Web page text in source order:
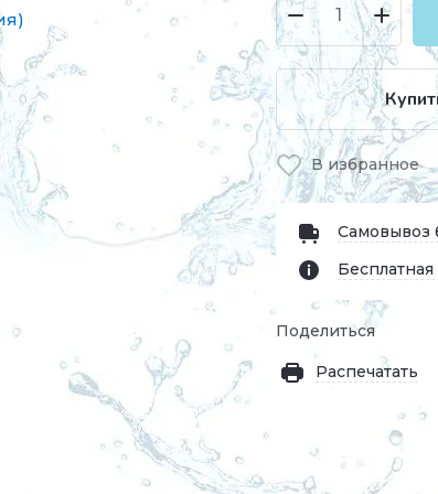
В избранное
Самовывоз
Бесплатная
Поделиться
Распечатать